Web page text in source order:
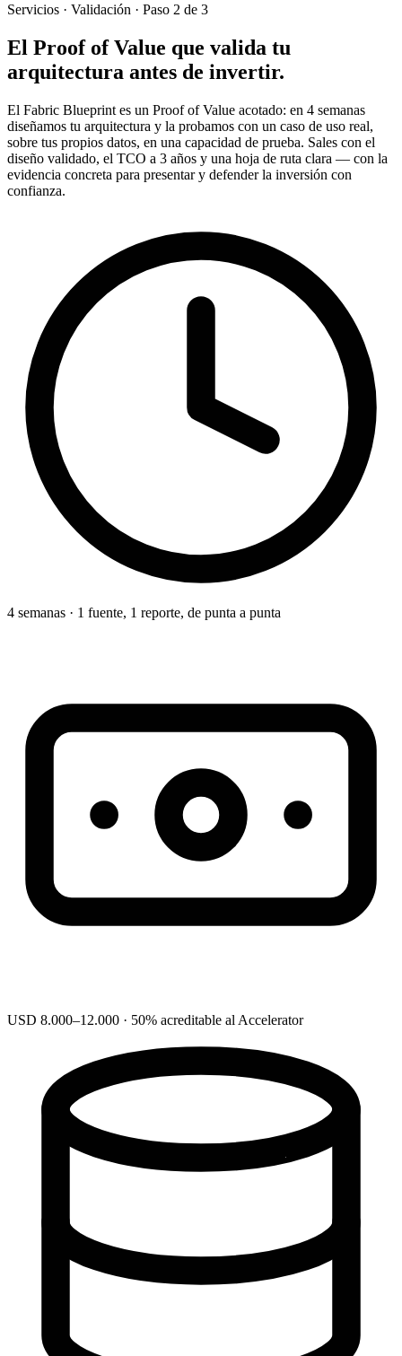
Servicios · Validación · Paso 2 de 3
El Proof of Value que valida tu
arquitectura antes de invertir.
El Fabric Blueprint es un Proof of Value acotado: en 4 semanas
diseñamos tu arquitectura y la probamos con un caso de uso real,
sobre tus propios datos, en una capacidad de prueba. Sales con el
diseño validado, el TCO a 3 años y una hoja de ruta clara — con la
evidencia concreta para presentar y defender la inversión con
confianza.
4 semanas · 1 fuente, 1 reporte, de punta a punta
USD 8.000–12.000 · 50% acreditable al Accelerator